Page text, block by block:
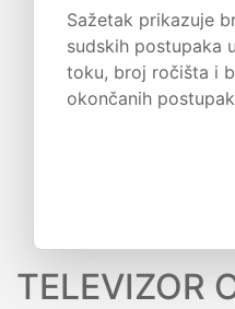
Sažetak prikazuje
sudskih postupaka u
toku, broj ročišta i
okončanih
TELEVIZOR